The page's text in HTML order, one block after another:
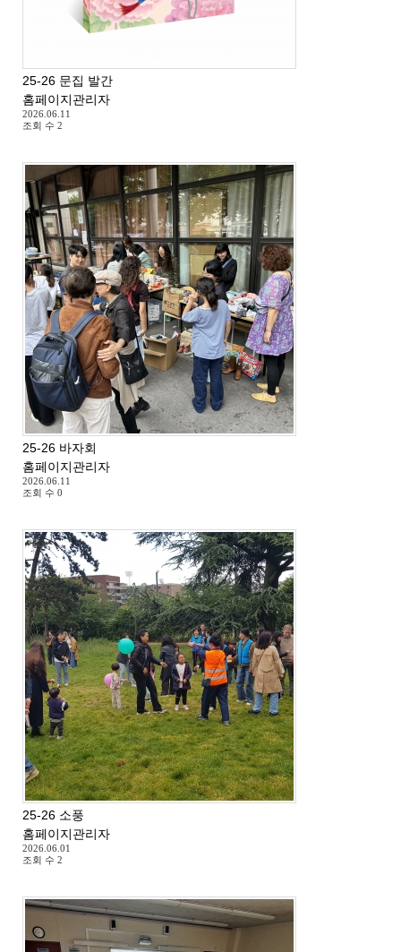
25-26 문집 발간
홈페이지관리자
2026.06.11
조회 수 2
25-26 바자회
홈페이지관리자
2026.06.11
조회 수 0
25-26 소풍
홈페이지관리자
2026.06.01
조회 수 2